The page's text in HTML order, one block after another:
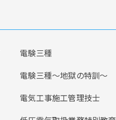
電験三種
電験三種〜地獄の特訓〜
電気工事施工管理技士